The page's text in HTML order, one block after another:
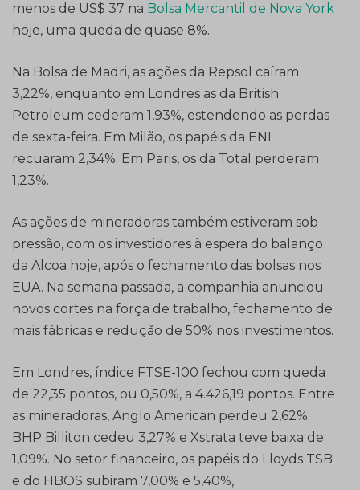
menos de US$ 37 na Bolsa Mercantil de Nova York
hoje, uma queda de quase 8%.
Na Bolsa de Madri, as ações da Repsol caíram
3,22%, enquanto em Londres as da British
Petroleum cederam 1,93%, estendendo as perdas
de sexta-feira. Em Milão, os papéis da ENI
recuaram 2,34%. Em Paris, os da Total perderam
1,23%.
As ações de mineradoras também estiveram sob
pressão, com os investidores à espera do balanço
da Alcoa hoje, após o fechamento das bolsas nos
EUA. Na semana passada, a companhia anunciou
novos cortes na força de trabalho, fechamento de
mais fábricas e redução de 50% nos investimentos.
Em Londres, índice FTSE-100 fechou com queda
de 22,35 pontos, ou 0,50%, a 4.426,19 pontos. Entre
as mineradoras, Anglo American perdeu 2,62%;
BHP Billiton cedeu 3,27% e Xstrata teve baixa de
1,09%. No setor financeiro, os papéis do Lloyds TSB
e do HBOS subiram 7,00% e 5,40%,